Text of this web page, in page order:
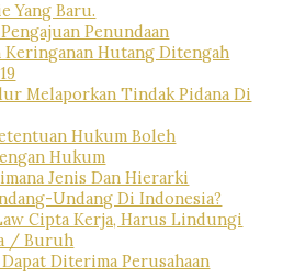
Yang Baru.
Penundaan
Keringanan Hutang Ditengah
Melaporkan Tindak Pidana Di
Hukum Boleh
Hukum
Jenis Dan Hierarki
Undang Di Indonesia?
Cipta Kerja, Harus Lindungi
/ Buruh
Diterima Perusahaan